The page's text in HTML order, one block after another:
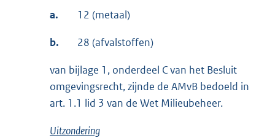
a. 12 (metaal)
b. 28 (afvalstoffen)
van bijlage 1, onderdeel C van het Besluit
omgevingsrecht, zijnde de AMvB bedoeld in
art. 1.1 lid 3 van de Wet Milieubeheer.
Uitzondering